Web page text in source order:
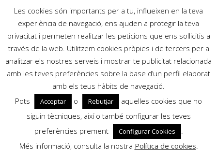
–
POLÍTICA DE PRIVACITAT
CONDICIONS GENERALS DE COMPRA
POLÍTICA DE PRIVACITAT EN XARXES
SOCIALS
POLÍTICA DE COOKIES
AVÍS LEGAL
Copyright 2026 © PRAL S.A.
Les cookies són importants per a tu, influeixen en la teva
experiència de navegació, ens ajuden a protegir la teva
privacitat i permeten realitzar les peticions que ens sol·licitis a
través de la web. Utilitzem cookies pròpies i de tercers per a
analitzar els nostres serveis i mostrar-te publicitat relacionada
amb les teves preferències sobre la base d’un perfil elaborat
amb els teus hàbits de navegació.
Pots
Acceptar o Rebutjar
aquelles cookies que no
siguin tècniques, així o també configurar les teves
preferències prement
Configurar Cookies
.
Més informació, consulta la nostra Política de cookies.
La botiga online està desactivada. Contactar amb:
pedidos@pralsa.comper a realitzar comandes.Dismiss